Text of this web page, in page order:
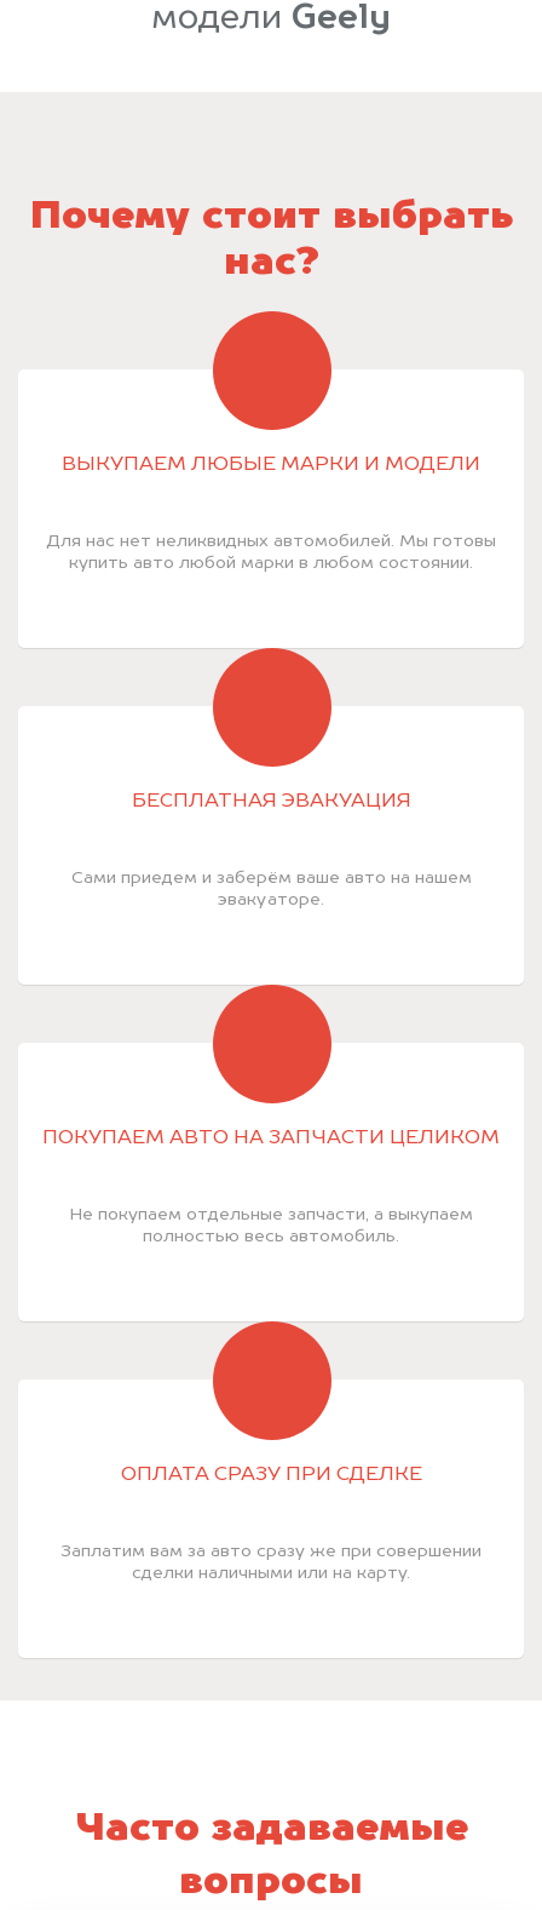
модели Geely
Почему стоит выбрать
нас?
ВЫКУПАЕМ ЛЮБЫЕ МАРКИ И МОДЕЛИ
Для нас нет неликвидных автомобилей. Мы готовы
купить авто любой марки в любом состоянии.
БЕСПЛАТНАЯ ЭВАКУАЦИЯ
Сами приедем и заберём ваше авто на нашем
эвакуаторе.
ПОКУПАЕМ АВТО НА ЗАПЧАСТИ ЦЕЛИКОМ
Не покупаем отдельные запчасти, а выкупаем
полностью весь автомобиль.
ОПЛАТА СРАЗУ ПРИ СДЕЛКЕ
Заплатим вам за авто сразу же при совершении
сделки наличными или на карту.
Часто задаваемые
вопросы